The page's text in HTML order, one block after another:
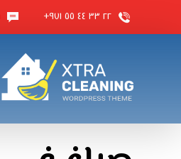
٢٢ ٣٣ ٤٤ ٥٥ ٩٧١+